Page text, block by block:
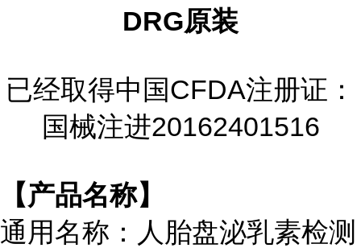
DRG原装
已经取得中国CFDA注册证：
国械注进20162401516
【产品名称】
通用名称：人胎盘泌乳素检测